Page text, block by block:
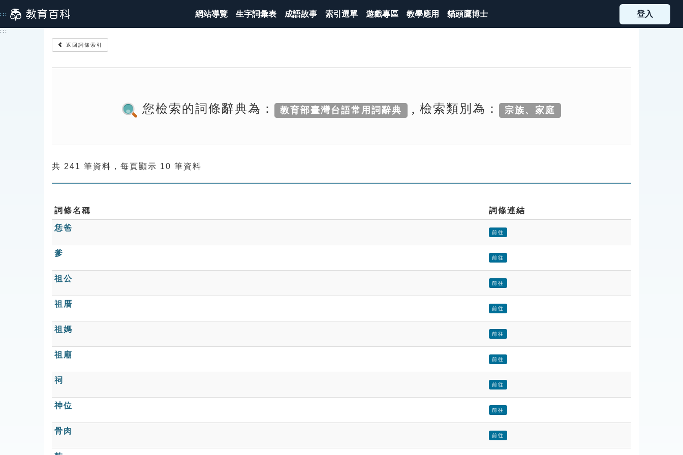
到
主
::: 網站導覽 生字詞彙表 成語故事 索引選單 遊戲專區 教學應用 貓頭鷹博士 登入
:::
返回詞條索引
您檢索的詞條辭典為： 教育部臺灣台語常用詞辭典 , 檢索類別為： 宗族、家庭
共 241 筆資料，每頁顯示 10 筆資料
詞條名稱
詞條連結
恁爸
前往
爹
前往
祖公
前往
祖厝
前往
祖媽
前往
祖廟
前往
祠
前往
神位
前往
骨肉
前往